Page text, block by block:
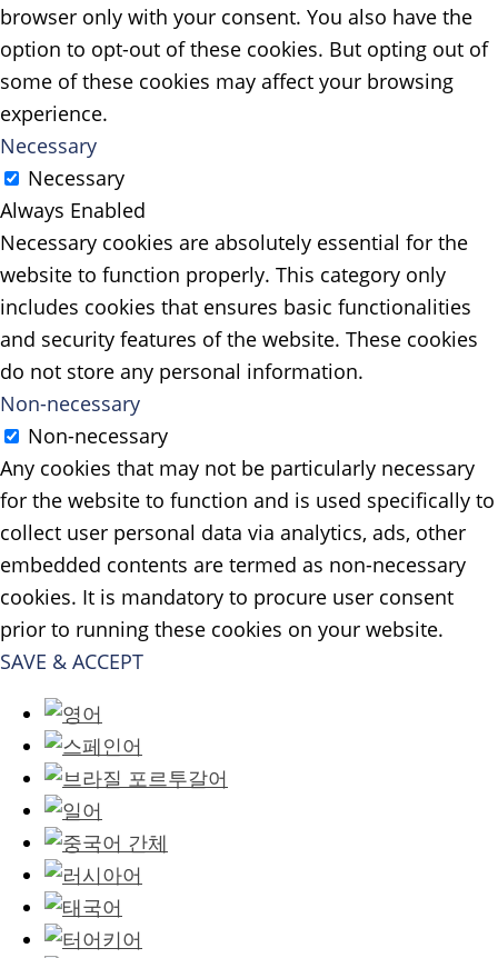
browser only with your consent. You also have the
option to opt-out of these cookies. But opting out of
some of these cookies may affect your browsing
experience.
Necessary
Necessary
Always Enabled
Necessary cookies are absolutely essential for the
website to function properly. This category only
includes cookies that ensures basic functionalities
and security features of the website. These cookies
do not store any personal information.
Non-necessary
Non-necessary
Any cookies that may not be particularly necessary
for the website to function and is used specifically to
collect user personal data via analytics, ads, other
embedded contents are termed as non-necessary
cookies. It is mandatory to procure user consent
prior to running these cookies on your website.
SAVE & ACCEPT